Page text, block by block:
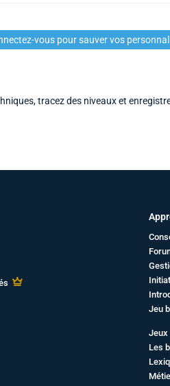
vous pour sauver vos
tracez des niveaux et
Jeu
Jeux
Les